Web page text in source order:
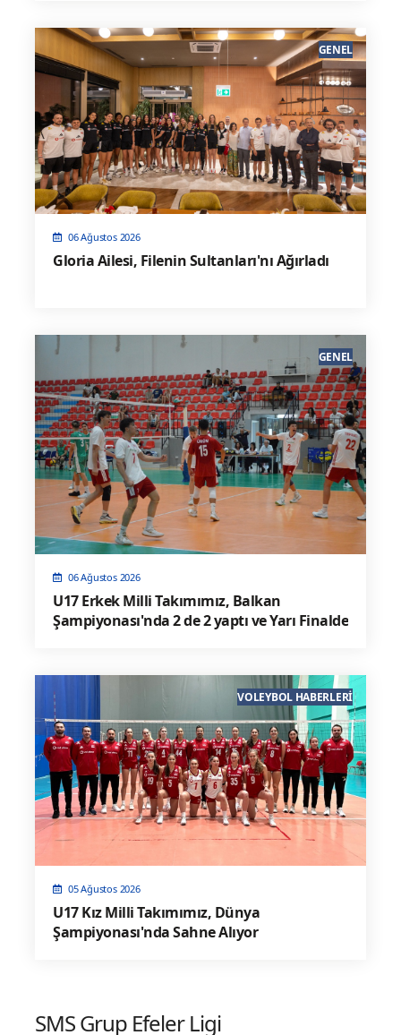
06 Ağustos 2026
Gloria Ailesi, Filenin Sultanları'nı Ağırladı
GENEL
06 Ağustos 2026
U17 Erkek Milli Takımımız, Balkan
Şampiyonası'nda 2 de 2 yaptı ve Yarı Finalde
GENEL
05 Ağustos 2026
U17 Kız Milli Takımımız, Dünya
Şampiyonası'nda Sahne Alıyor
VOLEYBOL HABERLERI
SMS Grup Efeler Ligi